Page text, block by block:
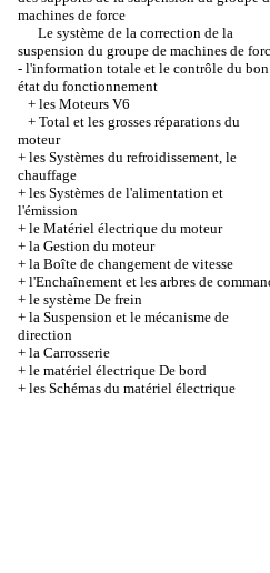
machines de force
Le système de la correction de la
suspension du groupe de machines de
- l'information totale et le contrôle du bon
état du fonctionnement
+ les Moteurs V6
+ Total et les grosses réparations du
moteur
+ les Systèmes du refroidissement, le
chauffage
+ les Systèmes de l'alimentation et
l'émission
+ le Matériel électrique du moteur
+ la Gestion du moteur
+ la Boîte de changement de vitesse
+ l'Enchaînement et les arbres de
+ le système De frein
+ la Suspension et le mécanisme de
direction
+ la Carrosserie
+ le matériel électrique De bord
+ les Schémas du matériel électrique